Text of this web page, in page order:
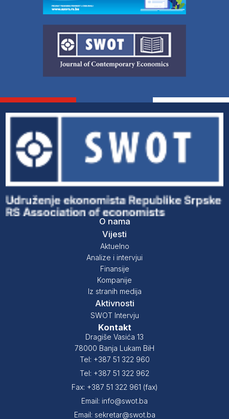
O nama
Vijesti
Aktuelno
Analize i intervjui
Finansije
Kompanije
Iz stranih medija
Aktivnosti
SWOT Intervju
Kontakt
Dragiše Vasića 13
78000 Banja Lukam BiH
Tel: +387 51 322 960
Tel: +387 51 322 962
Fax: +387 51 322 961 (fax)
Email: info@swot.ba
Email: sekretar@swot.ba